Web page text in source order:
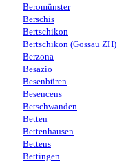
Beromünster
Berschis
Bertschikon
Bertschikon (Gossau ZH)
Berzona
Besazio
Besenbüren
Besencens
Betschwanden
Betten
Bettenhausen
Bettens
Bettingen